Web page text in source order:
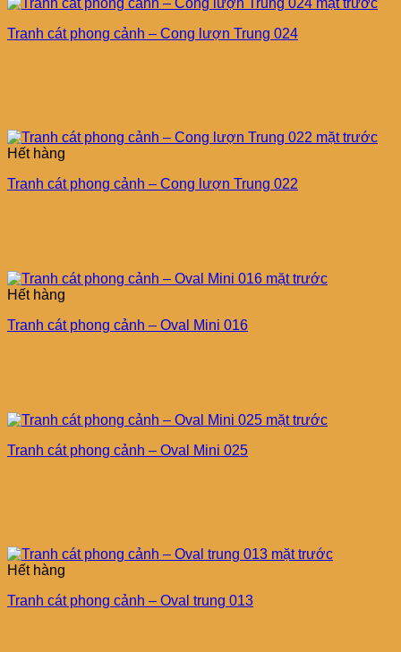
Tranh cát phong cảnh – Cong lượn Trung 024
Hết hàng
Tranh cát phong cảnh – Cong lượn Trung 022
Hết hàng
Tranh cát phong cảnh – Oval Mini 016
Tranh cát phong cảnh – Oval Mini 025
Hết hàng
Tranh cát phong cảnh – Oval trung 013